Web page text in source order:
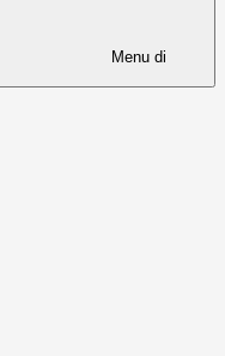
Menu di